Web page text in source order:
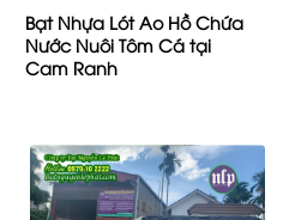
Bạt Nhựa Lót Ao Hồ Chứa
Nước Nuôi Tôm Cá tại
Cam Ranh